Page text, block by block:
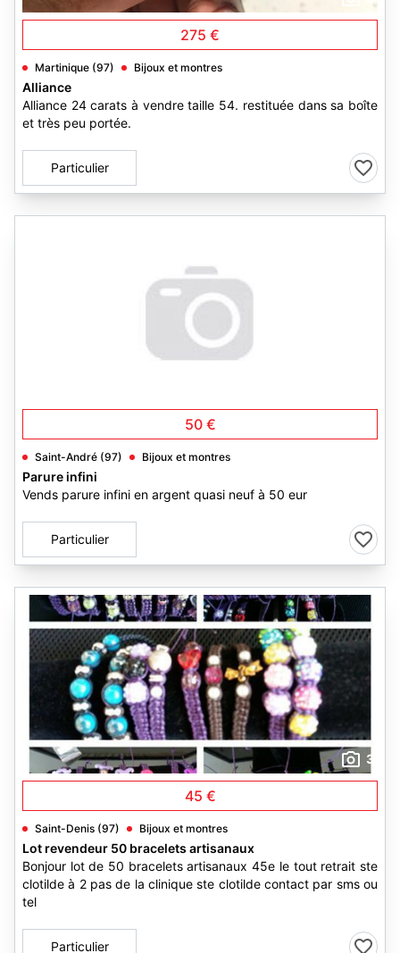
275 €
Martinique (97) Bijoux et montres
Alliance
Alliance 24 carats à vendre taille 54. restituée dans sa boîte
et très peu portée.
Particulier
50 €
Saint-André (97) Bijoux et montres
Parure infini
Vends parure infini en argent quasi neuf à 50 eur
Particulier
3
45 €
Saint-Denis (97) Bijoux et montres
Lot revendeur 50 bracelets artisanaux
Bonjour lot de 50 bracelets artisanaux 45e le tout retrait ste
clotilde à 2 pas de la clinique ste clotilde contact par sms ou
tel
Particulier